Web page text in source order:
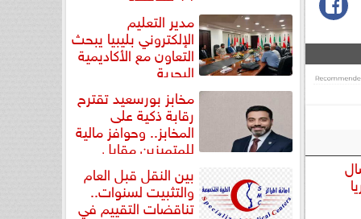
مدير التعليم
الإلكتروني بليبيا يبحث
التعاون مع الأكاديمية
البحرية
مخابز بورسعيد تقترح
رقابة ذكية على
المخابز.. وحوافز مالية
للمتميزين مقابل
بين النقل قبل العام
والتثبيت لسنوات..
تناقضات التقييم في